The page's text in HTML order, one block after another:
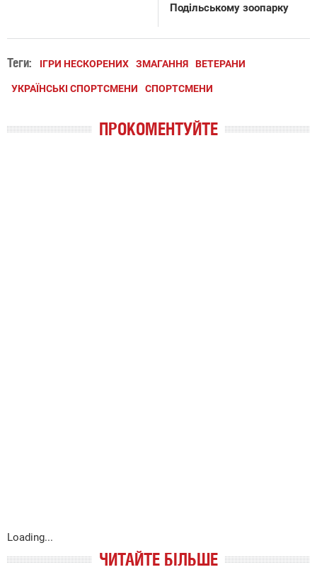
Подільському зоопарку
Теги: ІГРИ НЕСКОРЕНИХ ЗМАГАННЯ ВЕТЕРАНИ
УКРАЇНСЬКІ СПОРТСМЕНИ СПОРТСМЕНИ
ПРОКОМЕНТУЙТЕ
Loading...
ЧИТАЙТЕ БІЛЬШЕ